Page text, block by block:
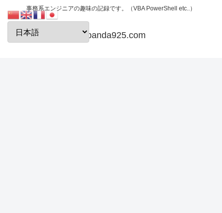
事務系エンジニアの趣味の記録です。（VBA PowerShell etc..）
papanda925.com